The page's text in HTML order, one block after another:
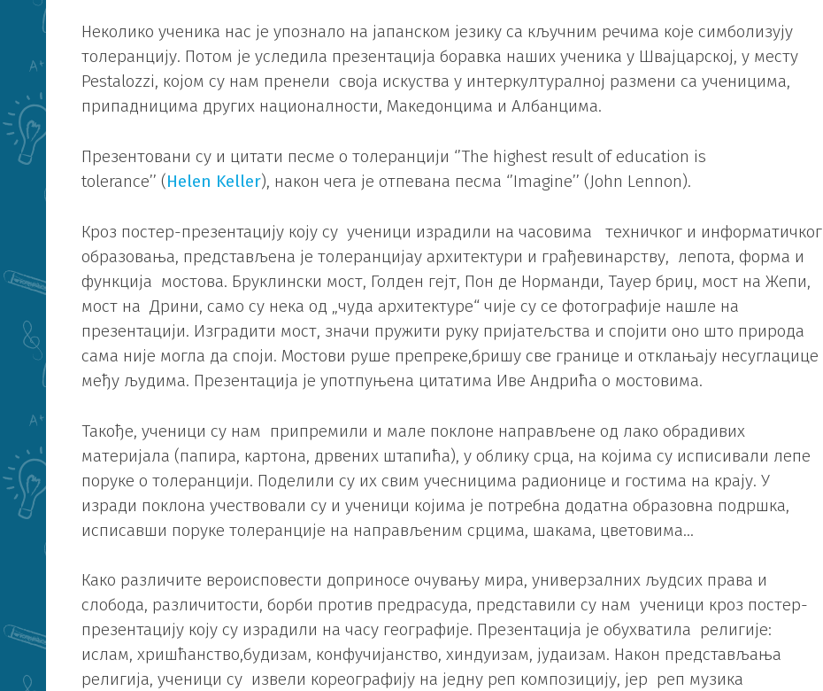
Неколико ученика нас је упознало на јапанском језику са кључним речима које симболизују
толеранцију. Потом је уследила презентација боравка наших ученика у Швајцарској, у месту
Pestalozzi, којом су нам пренели своја искуства у интеркултуралној размени са ученицима,
припадницима других националности, Македонцима и Албанцима.
Презентовани су и цитати песме о толеранцији ‘’The highest result of education is
tolerance’’ (Helen Keller), након чега је отпевана песма ‘’Imagine’’ (John Lennon).
Кроз постер-презентацију коју су ученици израдили на часовима техничког и информатичког
образовања, представљена је толеранцијау архитектури и грађевинарству, лепота, форма и
функција мостова. Бруклински мост, Голден гејт, Пон де Норманди, Тауер бриџ, мост на Жепи,
мост на Дрини, само су нека од „чуда архитектуре“ чије су се фотографије нашле на
презентацији. Изградити мост, значи пружити руку пријатељства и спојити оно што природа
сама није могла да споји. Мостови руше препреке,бришу све границе и отклањају несуглацице
међу људима. Презентација је употпуњена цитатима Иве Андрића о мостовима.
Такође, ученици су нам припремили и мале поклоне направљене од лако обрадивих
материјала (папира, картона, дрвених штапића), у облику срца, на којима су исписивали лепе
поруке о толеранцији. Поделили су их свим учесницима радионице и гостима на крају. У
изради поклона учествовали су и ученици којима је потребна додатна образовна подршка,
исписавши поруке толеранције на направљеним срцима, шакама, цветовима…
Како различите вероисповести доприносе очувању мира, универзалних људсих права и
слобода, различитости, борби против предрасуда, представили су нам ученици кроз постер-
презентацију коју су израдили на часу географије. Презентација је обухватила религије:
ислам, хришћанство,будизам, конфучијанство, хиндуизам, јудаизам. Након представљања
религија, ученици су извели кореографију на једну реп композицију, јер реп музика